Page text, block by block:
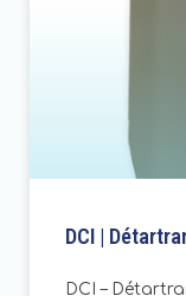
DCI |
DCI –